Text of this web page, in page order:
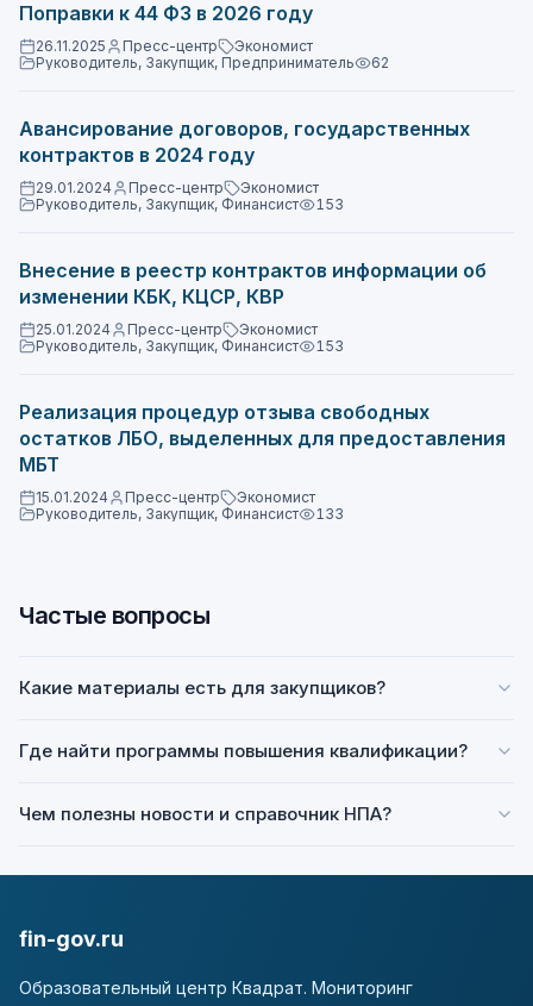
Поправки к 44 ФЗ в 2026 году
26.11.2025 Пресс-центр
Экономист
Руководитель, Закупщик, Предприниматель
62
Авансирование договоров, государственных
контрактов в 2024 году
29.01.2024 Пресс-центр
Экономист
Руководитель, Закупщик, Финансист
153
Внесение в реестр контрактов информации об
изменении КБК, КЦСР, КВР
25.01.2024 Пресс-центр
Экономист
Руководитель, Закупщик, Финансист
153
Реализация процедур отзыва свободных
остатков ЛБО, выделенных для предоставления
МБТ
15.01.2024 Пресс-центр
Экономист
Руководитель, Закупщик, Финансист
133
Частые вопросы
Какие материалы есть для закупщиков?
Где найти программы повышения квалификации?
Чем полезны новости и справочник НПА?
fin-gov.ru
Образовательный центр Квадрат. Мониторинг